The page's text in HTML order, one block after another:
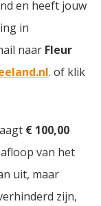
en heeft jouw
in
naar Fleur
. of klik
€ 100,00
van het
uit, maar
zijn,